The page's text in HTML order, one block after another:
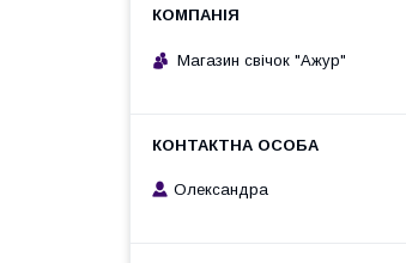
Магазин свічок "Ажур"
Олександра